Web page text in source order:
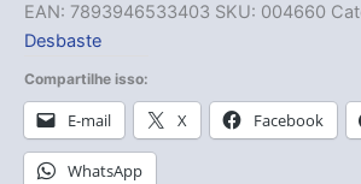
EAN: 7893946533403 SKU: 004660
Desbaste
Compartilhe isso:
E-mail X Facebook
WhatsApp